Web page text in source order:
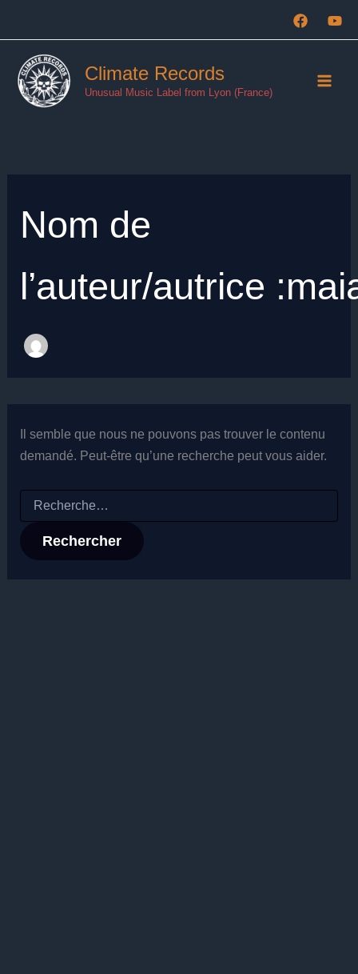
contenu
Climate Records
Unusual Music Label from Lyon (France)
Nom de
l’auteur/autrice
Il semble que nous ne pouvons pas trouver le contenu
demandé. Peut-être qu’une recherche peut vous aider.